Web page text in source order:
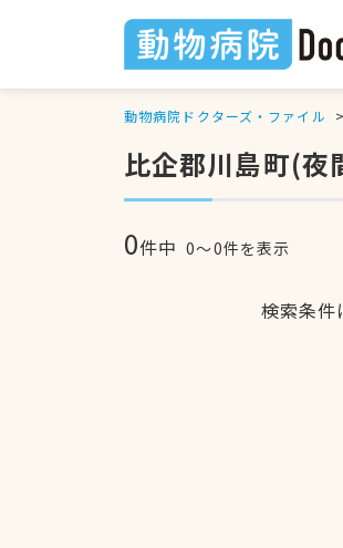
動物病院ドクターズ・ファイル
比企郡川島町(夜
0件中 0〜0件を表示
検索条件